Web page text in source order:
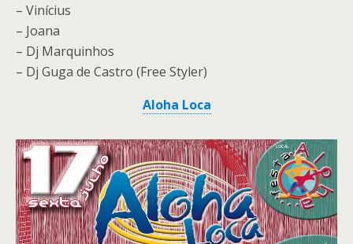
– Vinícius
– Joana
– Dj Marquinhos
– Dj Guga de Castro (Free Styler)
Aloha Loca